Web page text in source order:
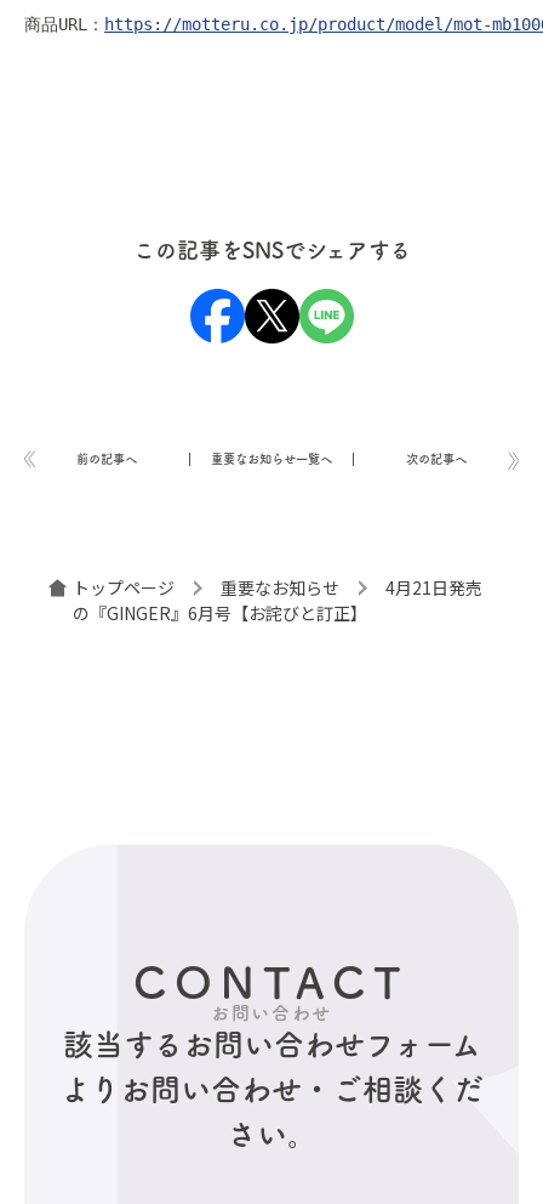
商品URL： https://motteru.co.jp/product/model/mot-
この記事をSNSでシェアする
前の記事へ 重要なお知らせ一覧へ 次の記事へ
トップページ 重要なお知らせ
4月21日発売
の『GINGER』6月号【お詫びと訂正】
CONTACT
お問い合わせ
該当するお問い合わせフォーム
より お問い合わせ・ご相談くだ
さい。